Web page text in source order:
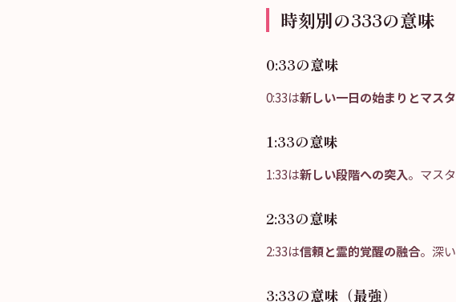
時刻別の333の意味
0:33の意味
0:33は新しい一日の始まりとマス
1:33の意味
1:33は新しい段階への突入。マス
2:33の意味
2:33は信頼と霊的覚醒の融合。深
3:33の意味（最強）